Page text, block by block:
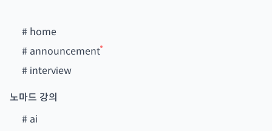
# home
# announcement
# interview
노마드 강의
# ai